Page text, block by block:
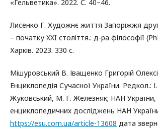
«Гельветика». 2022. С. 40–46.
Лисенко Г. Художнє життя Запоріжжя
– початку XXI століття.: д-ра філософії
Харків. 2023. 330 с.
Мішуровський В. Іващенко Григорій
Енциклопедія Сучасної України. Редкол.:
Жуковський, М. Г. Железняк; НАН України,
енциклопедичних досліджень НАН
https://esu.com.ua/article-13608 дата